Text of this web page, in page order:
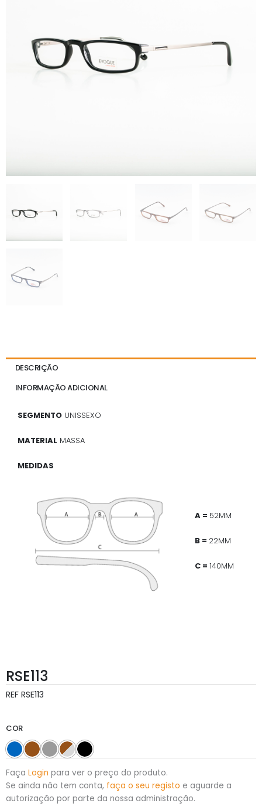
DESCRIÇÃO
INFORMAÇÃO ADICIONAL
SEGMENTO UNISSEXO
MATERIAL MASSA
MEDIDAS
A = 52MM
B = 22MM
C = 140MM
RSE113
REF RSE113
COR
Faça Login para ver o preço do produto.
Se ainda não tem conta, faça o seu registo e aguarde a
autorização por parte da nossa administração.